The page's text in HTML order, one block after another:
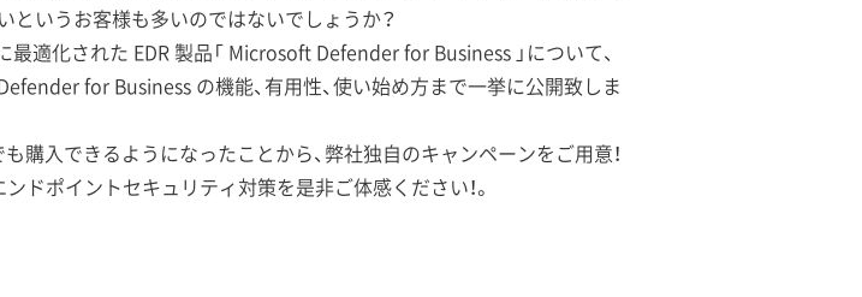
いうお客様も多いのではないでしょうか？
適化された EDR 製品「 Microsoft Defender for Business 」について、
for Business の機能、有用性、使い始め方まで一挙に公開致しま
入できるようになったことから、弊社独自のキャンペーンをご用意！
ドポイントセキュリティ対策を是非ご体感ください！。